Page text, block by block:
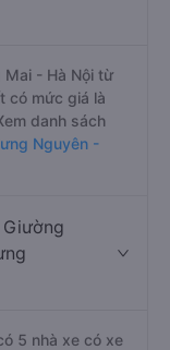
Mai - Hà Nội từ
có mức giá là
danh sách
Nguyên -
5 nhà xe có xe